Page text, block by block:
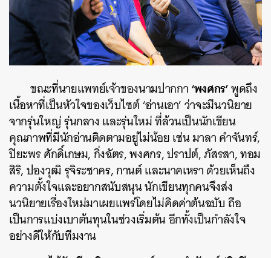
ขณะที่นายแพทย์เจ้าของนามปากกา‘พงศกร’พูดถึง
เนื้อหาที่เป็นหัวใจของเว็บไซต์ ‘อ่านเอา’ ว่าจะมีนวนิยาย
จากรุ่นใหญ่ รุ่นกลาง และรุ่นใหม่ ที่ล้วนเป็นนักเขียน
คุณภาพที่มีนักอ่านติดตามอยู่ไม่น้อย เช่น มาลา คำจันทร์,
ปิยะพร ศักดิ์เกษม, กิ่งฉัตร, พงศกร, ปราปต์, ภัสรสา, ทอม
สิริ, ปองวุฒิ รุจิระชาคร, กานต์ และนาคเหรา ด้วยเห็นถึง
ความตั้งใจและอยากสนับสนุน นักเขียนทุกคนจึงส่ง
นวนิยายเรื่องใหม่มาเผยแพร่โดยไม่คิดค่าต้นฉบับ ถือ
เป็นการแบ่งเบาต้นทุนในช่วงเริ่มต้น อีกทั้งเป็นกำลังใจ
อย่างดีให้กับทีมงาน